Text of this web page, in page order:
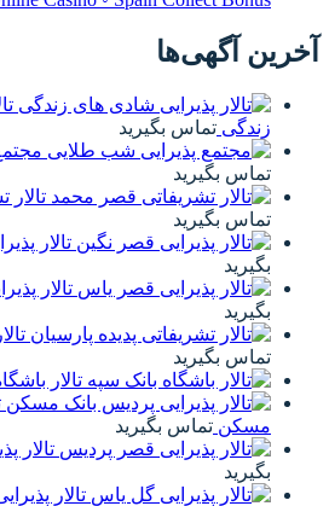
آخرین آگهی‌ها
زندگی تماس بگیرید
تماس بگیرید
تماس بگیرید
تالار
بگیرید
تالار
بگیرید
تماس بگیرید
تالار
مسکن تماس بگیرید
تالار
بگیرید
تالار